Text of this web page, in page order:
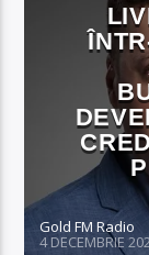
Gold FM Radio
4 DECEMBRIE